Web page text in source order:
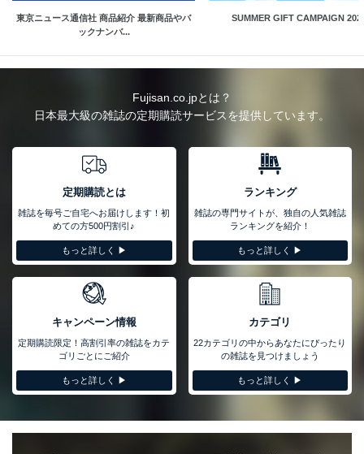
東京ニュース通信社 商品紹介 最新商品やバ
ックナンバ...
SUMMER GIFT CAMPAIGN
Fujisan.co.jpとは？
日本最大級の雑誌の定期購読サービスを提供しています。
定期購読とは
雑誌を毎号ご自宅へお届けします！初
めての方500円割引♪
もっと詳しく ▶︎
ランキング
雑誌の専門サイトが、独自の人気雑誌
ランキングを紹介！
もっと詳しく ▶︎
キャンペーン情報
定期購読限定！高割引率の雑誌をカテ
ゴリごとにご紹介
もっと詳しく ▶︎
カテゴリ
22カテゴリの中からあなたにぴったり
の雑誌を見つけましょう
もっと詳しく ▶︎